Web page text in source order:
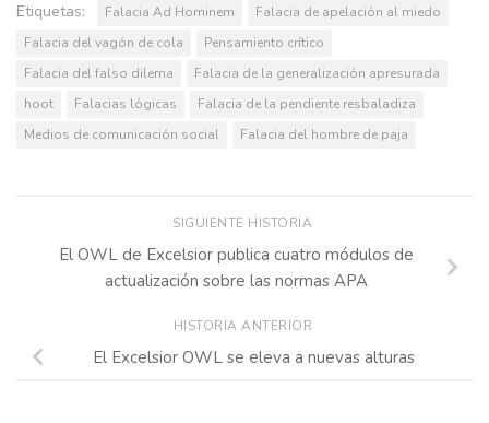
Etiquetas: Falacia Ad Hominem
Falacia de apelación al miedo
Falacia del vagón de cola
Pensamiento crítico
Falacia del falso dilema
Falacia de la generalización apresurada
hoot
Falacias lógicas
Falacia de la pendiente resbaladiza
Medios de comunicación social
Falacia del hombre de paja
SIGUIENTE HISTORIA
El OWL de Excelsior publica cuatro módulos de
actualización sobre las normas APA
HISTORIA ANTERIOR
El Excelsior OWL se eleva a nuevas alturas